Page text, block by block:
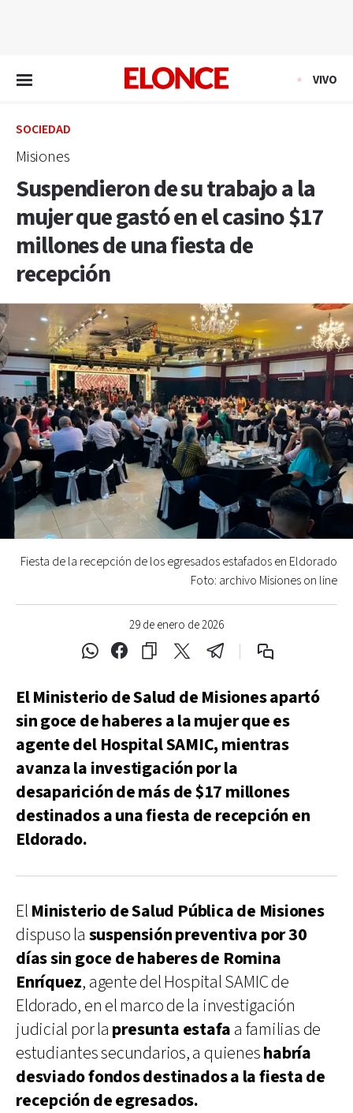
VIVO
SOCIEDAD
Misiones
Suspendieron de su trabajo a la
mujer que gastó en el casino $17
millones de una fiesta de
recepción
29 de enero de 2026
Fiesta de la recepción de los egresados estafados en Eldorado
Foto: archivo Misiones on line
El Ministerio de Salud de Misiones apartó
sin goce de haberes a la mujer que es
agente del Hospital SAMIC, mientras
avanza la investigación por la
desaparición de más de $17 millones
destinados a una fiesta de recepción en
Eldorado.
El Ministerio de Salud Pública de Misiones
dispuso la suspensión preventiva por 30
días sin goce de haberes de Romina
Enríquez, agente del Hospital SAMIC de
Eldorado, en el marco de la investigación
judicial por la presunta estafa a familias de
estudiantes secundarios, a quieneshabría
desviado fondos destinados a la fiesta de
recepción de egresados.